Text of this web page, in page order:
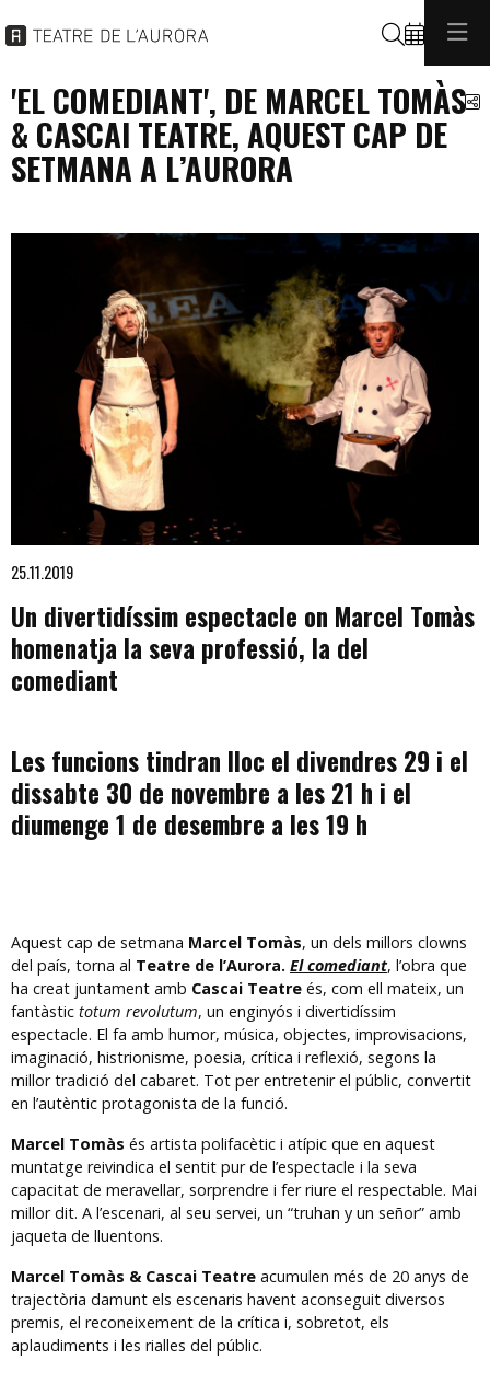
Buscar
'EL COMEDIANT', DE MARCEL TOMÀS
& CASCAI TEATRE, AQUEST CAP DE
SETMANA A L’AURORA
Diapositiva 1 de 1
25.11.2019
Un divertidíssim espectacle on Marcel Tomàs
homenatja la seva professió, la del
comediant
Les funcions tindran lloc el divendres 29 i el
dissabte 30 de novembre a les 21 h i el
diumenge 1 de desembre a les 19 h
Aquest cap de setmana Marcel Tomàs, un dels millors clowns
del país, torna al Teatre de l’Aurora. El comediant, l’obra que
ha creat juntament amb Cascai Teatre és, com ell mateix, un
fantàstic totum revolutum, un enginyós i divertidíssim
espectacle. El fa amb humor, música, objectes, improvisacions,
imaginació, histrionisme, poesia, crítica i reflexió, segons la
millor tradició del cabaret. Tot per entretenir el públic, convertit
en l’autèntic protagonista de la funció.
Marcel Tomàs és artista polifacètic i atípic que en aquest
muntatge reivindica el sentit pur de l’espectacle i la seva
capacitat de meravellar, sorprendre i fer riure el respectable. Mai
millor dit. A l’escenari, al seu servei, un “truhan y un señor” amb
jaqueta de lluentons.
Marcel Tomàs & Cascai Teatre acumulen més de 20 anys de
trajectòria damunt els escenaris havent aconseguit diversos
premis, el reconeixement de la crítica i, sobretot, els
aplaudiments i les rialles del públic.